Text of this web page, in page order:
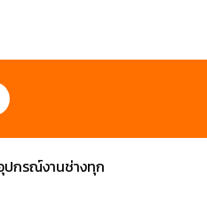
ปกรณ์งานช่างทุก